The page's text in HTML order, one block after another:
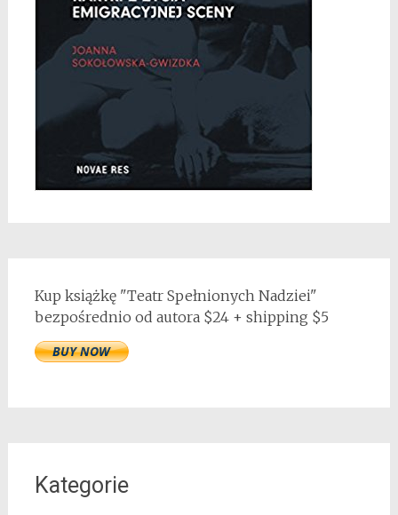
Kup książkę "Teatr Spełnionych Nadziei"
bezpośrednio od autora $24 + shipping $5
Kategorie